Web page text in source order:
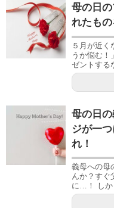
母の日
れたもの
５月が近く
うか悩む！
ゼントする
母の日
ジが一
れ！
義母への母
んか？すぐ
に…！ しか